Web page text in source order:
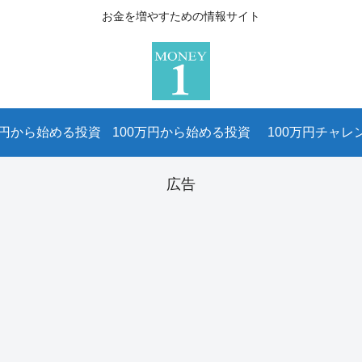
お金を増やすための情報サイト
から始める投資 100万円から始める投資 100万円チャレ
広告